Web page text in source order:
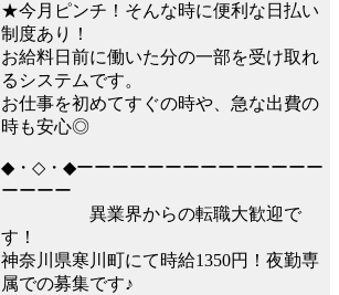
★今月ピンチ！そんな時に便利な日払い
制度あり！
お給料日前に働いた分の一部を受け取れ
るシステムです。
お仕事を初めてすぐの時や、急な出費の
時も安心◎
◆・◇・◆ーーーーーーーーーーーーーー
ーーーー
異業界からの転職大歓迎で
す！
神奈川県寒川町にて時給1350円！夜勤専
属での募集です♪